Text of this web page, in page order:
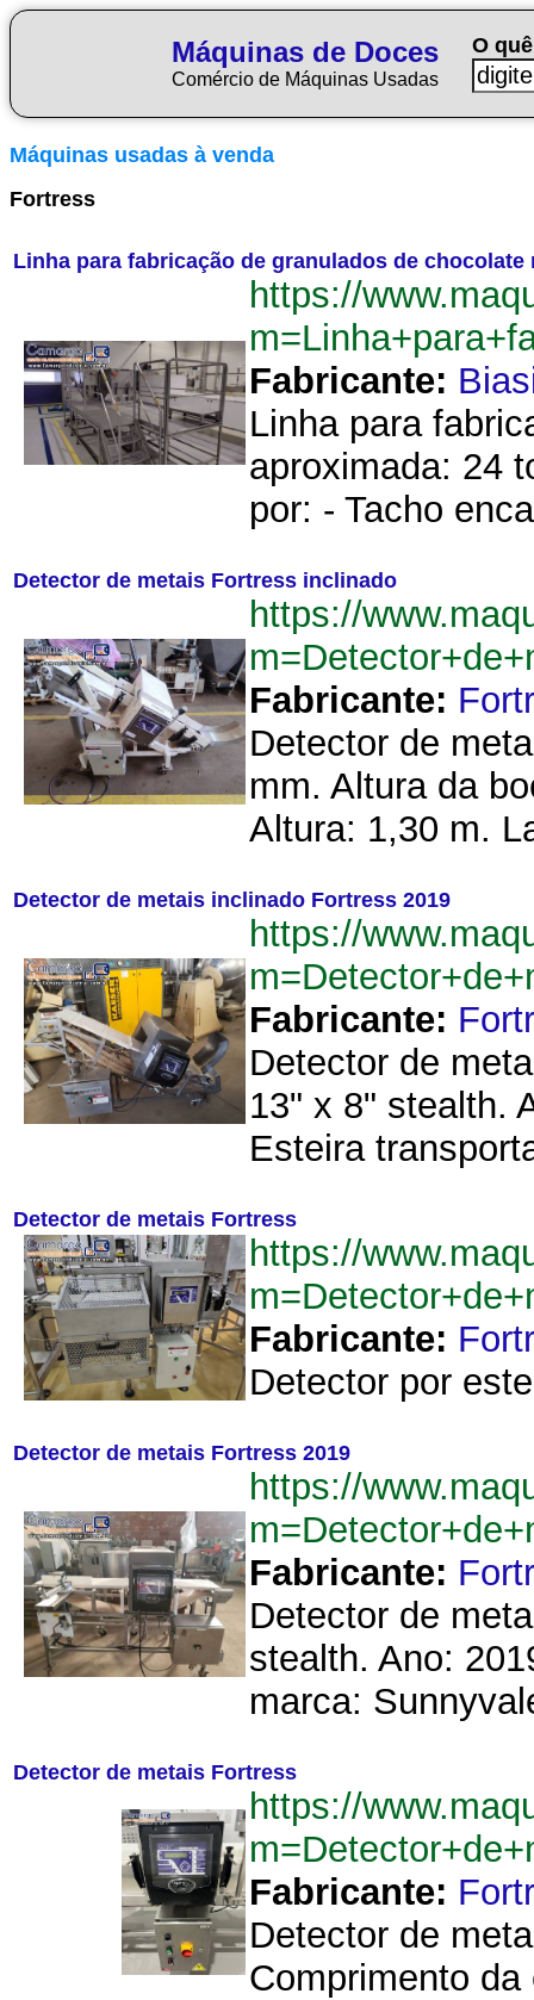
Máquinas de Doces
Comércio de Máquinas Usadas
O
Máquinas usadas à venda
Fortress
Linha para fabricação de granulados de chocolate
https://
Fabricante:
Linha para
aproximada: 24
por: - Tacho
Detector de metais Fortress inclinado
https://
Fabricante:
Detector de
mm. Altura da
Altura: 1,30 m.
Detector de metais inclinado Fortress 2019
https://
Fabricante:
Detector de
13" x 8" stealth.
Esteira
Detector de metais Fortress
https://
Fabricante:
Detector por
Detector de metais Fortress 2019
https://
Fabricante:
Detector de
stealth. Ano:
marca:
Detector de metais Fortress
https://
Fabricante:
Detector de
Comprimento